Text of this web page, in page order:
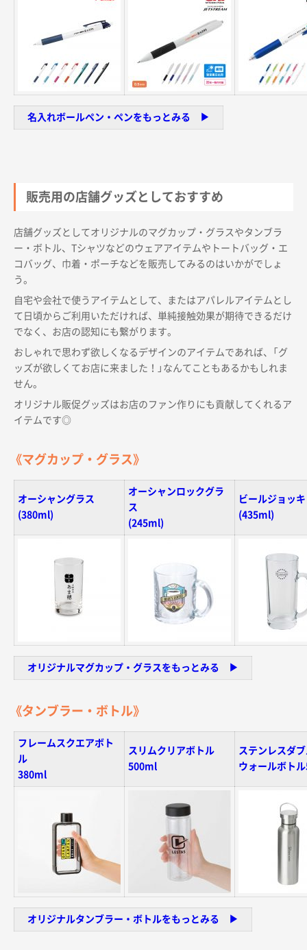
名入れボールペン・ペンをもっとみる ▶︎
販売用の店舗グッズとしておすすめ
店舗グッズとしてオリジナルのマグカップ・グラスやタンブラ
ー・ボトル、Tシャツなどのウェアアイテムやトートバッグ・エ
コバッグ、巾着・ポーチなどを販売してみるのはいかがでしょ
う。
自宅や会社で使うアイテムとして、またはアパレルアイテムとし
て日頃からご利用いただければ、単純接触効果が期待できるだけ
でなく、お店の認知にも繋がります。
おしゃれで思わず欲しくなるデザインのアイテムであれば、「グ
ッズが欲しくてお店に来ました！」なんてこともあるかもしれま
せん。
オリジナル販促グッズはお店のファン作りにも貢献してくれるア
イテムです◎
《マグカップ・グラス》
オーシャングラス
(380ml)
オーシャンロックグラ
ス
(245ml)
ビールジョッキ
(435ml)
オリジナルマグカップ・グラスをもっとみる ▶︎
《タンブラー・ボトル》
フレームスクエアボト
ル
380ml
スリムクリアボトル
500ml
ステンレスダ
ウォールボト
オリジナルタンブラー・ボトルをもっとみる ▶︎